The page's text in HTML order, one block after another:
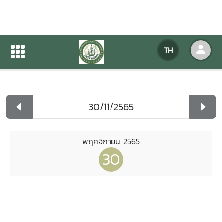
TH
ปฏิทินกิจกรรมของหน่วยงาน
ปฏิทินกิจกรรมของหน่วยงาน
พฤศจิกายน 2565
30